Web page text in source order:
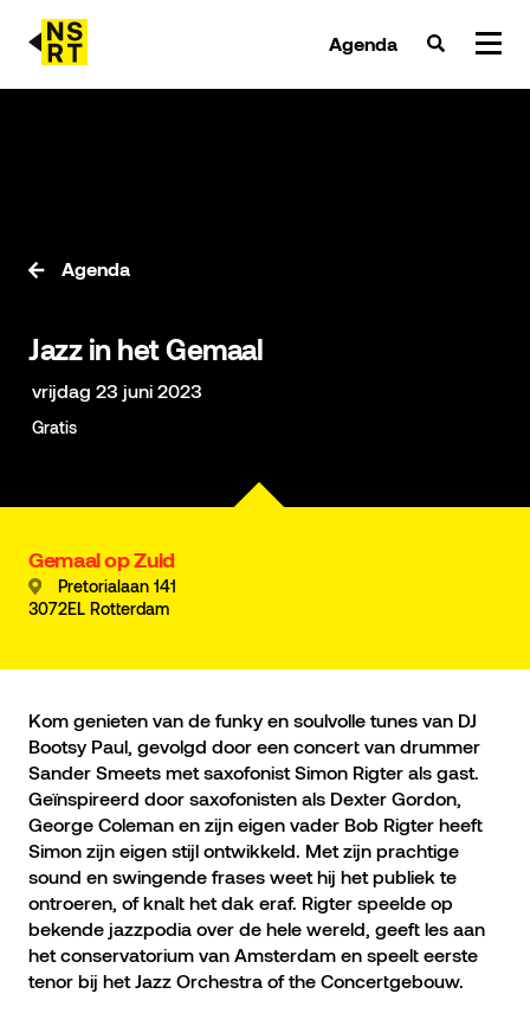
Agenda
team
Jazz in het Gemaal
vrijdag 23 juni 2023
Gratis
Agenda
Gemaal op Zuid
Pretorialaan 141
3072EL Rotterdam
Kom genieten van de funky en soulvolle tunes van DJ
Bootsy Paul, gevolgd door een concert van drummer
Sander Smeets met saxofonist Simon Rigter als gast.
Geïnspireerd door saxofonisten als Dexter Gordon,
George Coleman en zijn eigen vader Bob Rigter heeft
Simon zijn eigen stijl ontwikkeld. Met zijn prachtige
sound en swingende frases weet hij het publiek te
ontroeren, of knalt het dak eraf. Rigter speelde op
bekende jazzpodia over de hele wereld, geeft les aan
het conservatorium van Amsterdam en speelt eerste
tenor bij het Jazz Orchestra of the Concertgebouw.